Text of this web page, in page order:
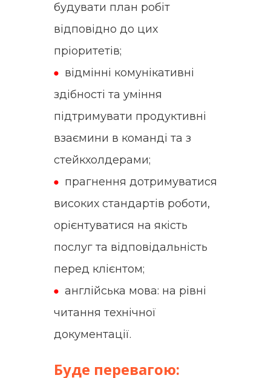
будувати план робіт
відповідно до цих
пріоритетів;
відмінні комунікативні
здібності та уміння
підтримувати продуктивні
взаємини в команді та з
стейкхолдерами;
прагнення дотримуватися
високих стандартів роботи,
орієнтуватися на якість
послуг та відповідальність
перед клієнтом;
англійська мова: на рівні
читання технічної
документації.
Буде перевагою: